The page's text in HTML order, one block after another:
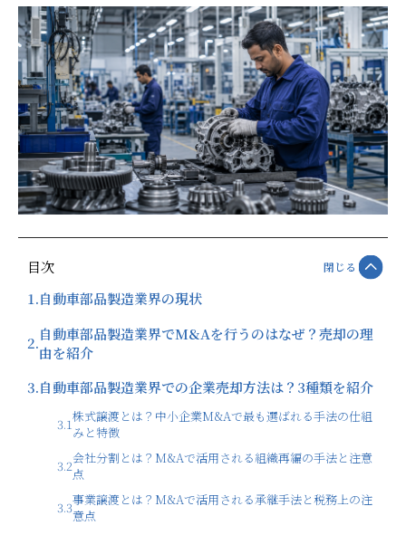
目次 閉じる
1.自動車部品製造業界の現状
2.自動車部品製造業界でM&Aを行うのはなぜ？売却の理
由を紹介
3.自動車部品製造業界での企業売却方法は？3種類を紹介
3.1株式譲渡とは？中小企業M&Aで最も選ばれる手法の仕組
みと特徴
3.2会社分割とは？M&Aで活用される組織再編の手法と注意
点
3.3事業譲渡とは？M&Aで活用される承継手法と税務上の注
意点